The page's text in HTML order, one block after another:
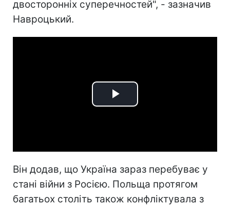
двосторонніх суперечностей", - зазначив
Навроцький.
Play
Він додав, що Україна зараз перебуває у
стані війни з Росією. Польща протягом
багатьох століть також конфліктувала з